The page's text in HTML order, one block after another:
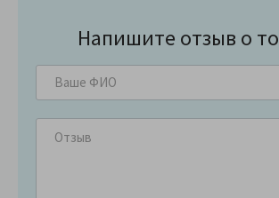
Напишите отзыв о